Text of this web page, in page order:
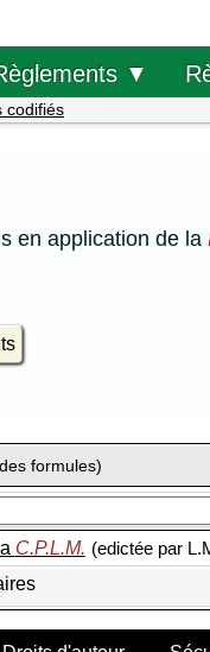
▼
codifiés
en application de la
formules)
C.P.L.M. (edictée par